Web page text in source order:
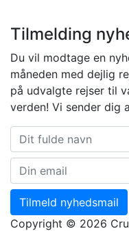
Tilmelding
Du vil modtage en
måneden med dejlig
på udvalgte rejser til
verden! Vi sender dig
Tilmeld nyhedsmail
Copyright © 2026